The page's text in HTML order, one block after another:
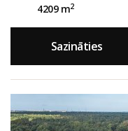
4209 m2
Sazināties